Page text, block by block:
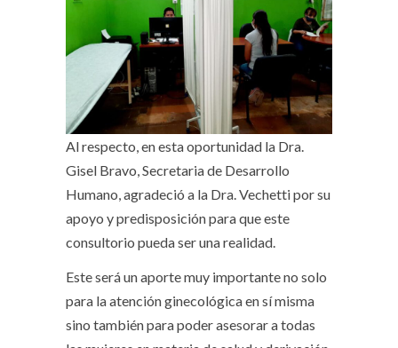
Al respecto, en esta oportunidad la Dra.
Gisel Bravo, Secretaria de Desarrollo
Humano, agradeció a la Dra. Vechetti por su
apoyo y predisposición para que este
consultorio pueda ser una realidad.
Este será un aporte muy importante no solo
para la atención ginecológica en sí misma
sino también para poder asesorar a todas